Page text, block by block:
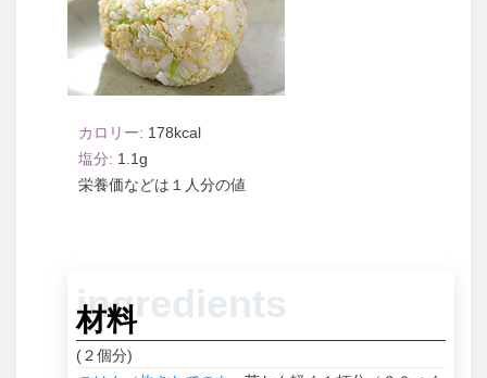
178
1.1
１人分
材料
(２個分)